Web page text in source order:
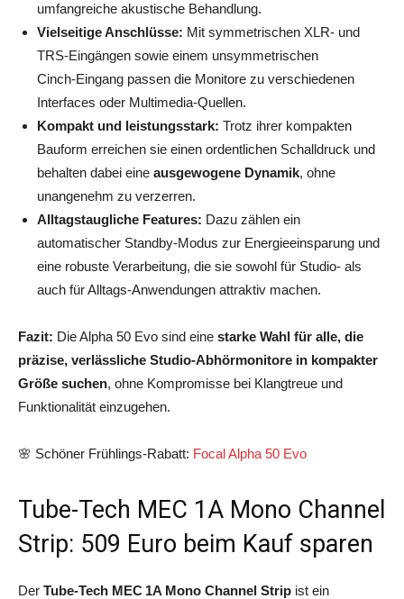
umfangreiche akustische Behandlung.
Vielseitige Anschlüsse: Mit symmetrischen XLR‑ und
TRS‑Eingängen sowie einem unsymmetrischen
Cinch‑Eingang passen die Monitore zu verschiedenen
Interfaces oder Multimedia‑Quellen.
Kompakt und leistungsstark: Trotz ihrer kompakten
Bauform erreichen sie einen ordentlichen Schalldruck und
behalten dabei eine ausgewogene Dynamik, ohne
unangenehm zu verzerren.
Alltagstaugliche Features: Dazu zählen ein
automatischer Standby‑Modus zur Energieeinsparung und
eine robuste Verarbeitung, die sie sowohl für Studio‑ als
auch für Alltags‑Anwendungen attraktiv machen.
Fazit: Die Alpha 50 Evo sind eine starke Wahl für alle, die
präzise, verlässliche Studio‑Abhörmonitore in kompakter
Größe suchen, ohne Kompromisse bei Klangtreue und
Funktionalität einzugehen.
🌸 Schöner Frühlings-Rabatt: Focal Alpha 50 Evo
Tube-Tech MEC 1A Mono Channel
Strip: 509 Euro beim Kauf sparen
Der Tube‑Tech MEC 1A Mono Channel Strip ist ein